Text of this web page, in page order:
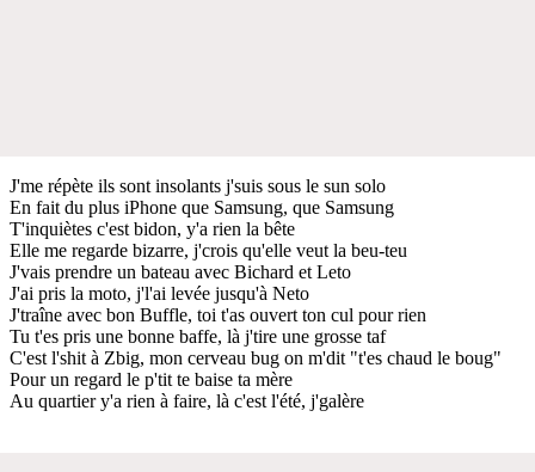
J'me répète ils sont insolants j'suis sous le sun solo
En fait du plus iPhone que Samsung, que Samsung
T'inquiètes c'est bidon, y'a rien la bête
Elle me regarde bizarre, j'crois qu'elle veut la beu-teu
J'vais prendre un bateau avec Bichard et Leto
J'ai pris la moto, j'l'ai levée jusqu'à Neto
J'traîne avec bon Buffle, toi t'as ouvert ton cul pour rien
Tu t'es pris une bonne baffe, là j'tire une grosse taf
C'est l'shit à Zbig, mon cerveau bug on m'dit "t'es chaud le boug"
Pour un regard le p'tit te baise ta mère
Au quartier y'a rien à faire, là c'est l'été, j'galère